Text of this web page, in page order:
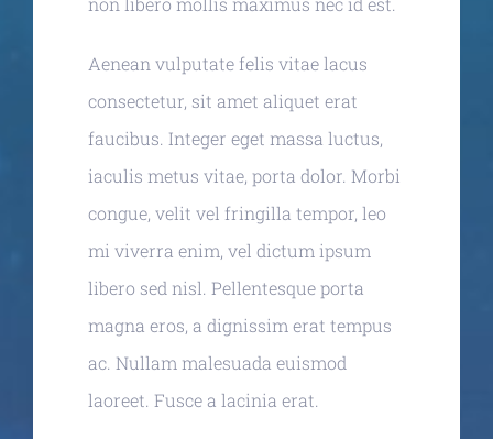
Aenean vulputate felis vitae lacus
consectetur, sit amet aliquet erat
faucibus. Integer eget massa luctus,
iaculis metus vitae, porta dolor. Morbi
congue, velit vel fringilla tempor, leo
mi viverra enim, vel dictum ipsum
libero sed nisl. Pellentesque porta
magna eros, a dignissim erat tempus
ac. Nullam malesuada euismod
laoreet. Fusce a lacinia erat.